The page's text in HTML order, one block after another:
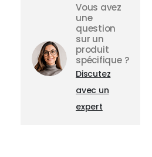
Vous avez
une
question
sur un
produit
spécifique ?
Discutez
avec un
expert